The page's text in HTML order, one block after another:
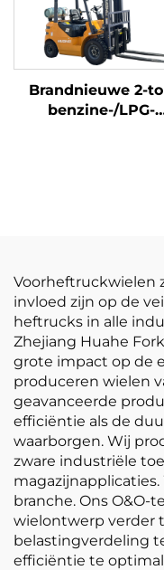
Brandnieuwe 2-
benzine-/LPG-
Voorheftruckwielen
invloed zijn op de
heftrucks in alle
Zhejiang Huahe
grote impact op de
produceren wielen
geavanceerde
efficiëntie als de
waarborgen. Wij
zware industriële
branche. Ons O&O-
wielontwerp verder
belastingverdeling
efficiëntie te